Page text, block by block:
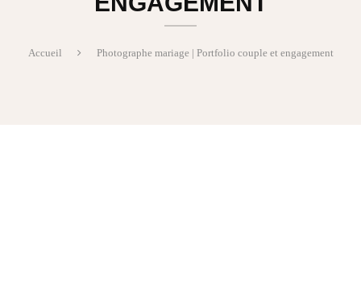
Accueil Photographe mariage | Portfolio couple et engagement